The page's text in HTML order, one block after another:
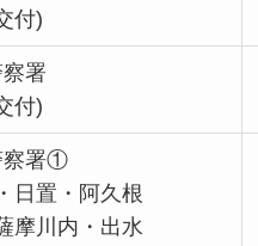
付)
署
付)
察署①
日置・阿久根
摩川内・出水